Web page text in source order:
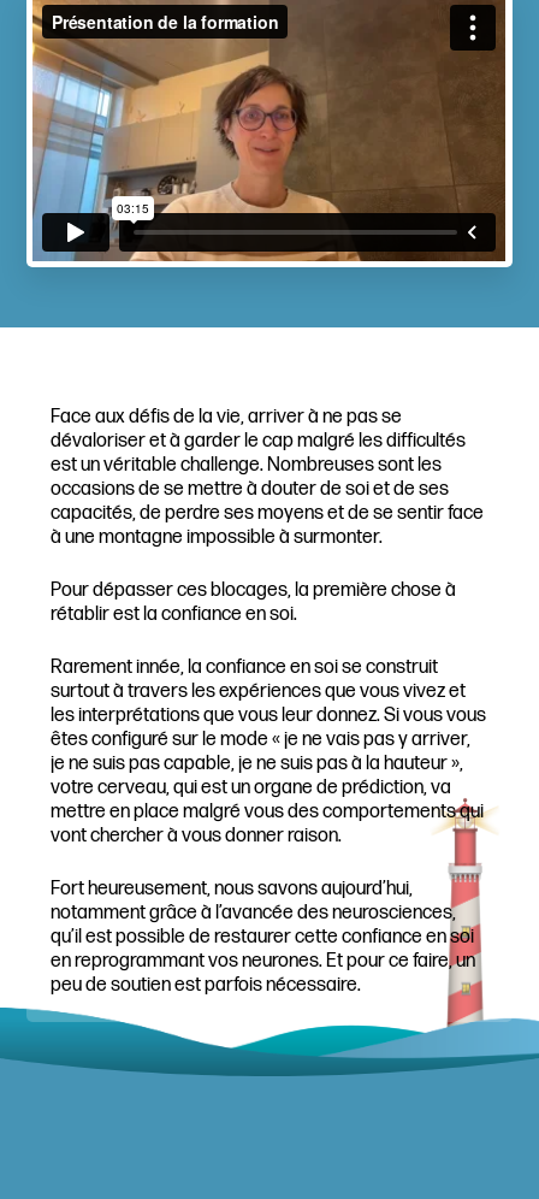
Face aux défis de la vie, arriver à ne pas se
dévaloriser et à garder le cap malgré les difficultés
est un véritable challenge. Nombreuses sont les
occasions de se mettre à douter de soi et de ses
capacités, de perdre ses moyens et de se sentir face
à une montagne impossible à surmonter.
Pour dépasser ces blocages, la première chose à
rétablir est la confiance en soi.
Rarement innée, la confiance en soi se construit
surtout à travers les expériences que vous vivez et
les interprétations que vous leur donnez. Si vous vous
êtes configuré sur le mode « je ne vais pas y arriver,
je ne suis pas capable, je ne suis pas à la hauteur »,
votre cerveau, qui est un organe de prédiction, va
mettre en place malgré vous des comportements qui
vont chercher à vous donner raison.
Fort heureusement, nous savons aujourd’hui,
notamment grâce à l’avancée des neurosciences,
qu’il est possible de restaurer cette confiance en soi
en reprogrammant vos neurones. Et pour ce faire, un
peu de soutien est parfois nécessaire.